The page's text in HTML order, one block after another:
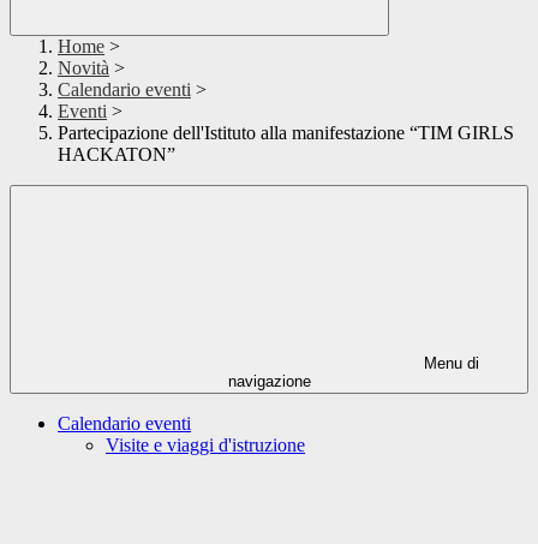
Home >
Novità >
Calendario eventi >
Eventi >
Partecipazione dell'Istituto alla manifestazione “TIM GIRLS
HACKATON”
Menu di
navigazione
Calendario eventi
Visite e viaggi d'istruzione